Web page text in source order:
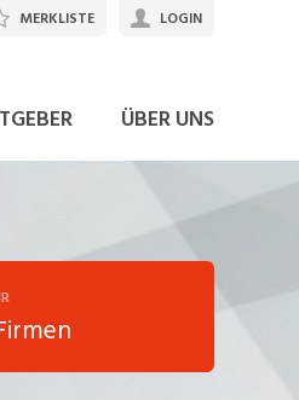
ÜBER UNS
MERKLISTE LOGIN